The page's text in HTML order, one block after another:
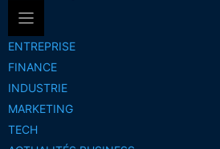
ENTREPRISE
FINANCE
INDUSTRIE
MARKETING
TECH